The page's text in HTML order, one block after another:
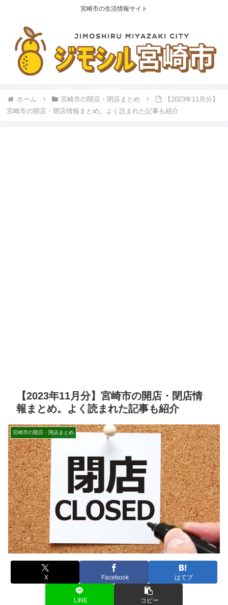
宮崎市の生活情報サイト
ホーム 宮崎市の開店・閉店まとめ
【2023年11月分】
宮崎市の開店・閉店情報まとめ。よく読まれた記事も紹介
【2023年11月分】宮崎市の開店・閉店情
報まとめ。よく読まれた記事も紹介
宮崎市の開店・閉店まとめ
X Facebook はてブ
LINE コピー